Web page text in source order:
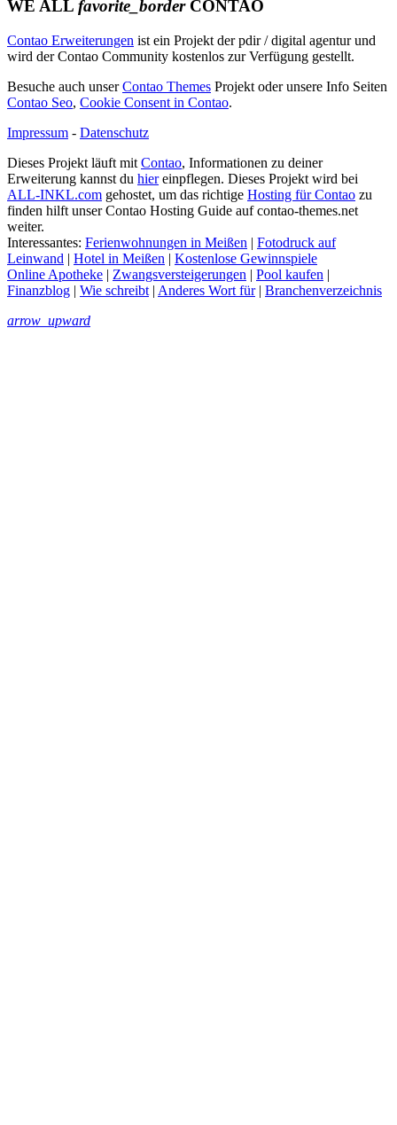
WE ALL favorite_borderCONTAO
Contao Erweiterungen ist ein Projekt der pdir / digital agentur und
wird der Contao Community kostenlos zur Verfügung gestellt.
Besuche auch unserContao Themes Projekt oder unsere Info Seiten
Contao Seo, Cookie Consent in Contao.
Impressum - Datenschutz
Dieses Projekt läuft mit Contao, Informationen zu deiner
Erweiterung kannst du hiereinpflegen. Dieses Projekt wird bei
ALL-INKL.com gehostet, um das richtige Hosting für Contao zu
finden hilft unser Contao Hosting Guide auf contao-themes.net
weiter.
Interessantes: Ferienwohnungen in Meißen | Fotodruck auf
Leinwand | Hotel in Meißen | Kostenlose Gewinnspiele
Online Apotheke | Zwangsversteigerungen | Pool kaufen |
Finanzblog | Wie schreibt | Anderes Wort für| Branchenverzeichnis
arrow_upward